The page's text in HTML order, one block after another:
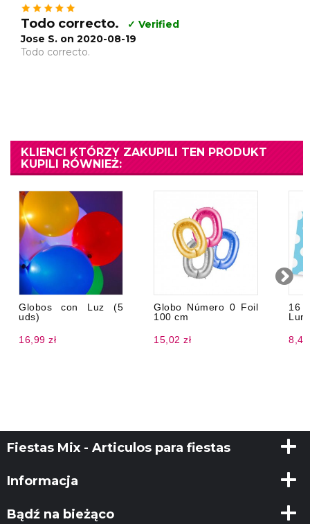
Todo correcto.
✓ Verified
Jose S. on 2020-08-19
Todo correcto.
KLIENCI KTÓRZY ZAKUPILI TEN PRODUKT
KUPILI RÓWNIEŻ:
Globos con Luz (5
uds)
16,99 zł
Globo Número 0 Foil
100 cm
15,02 zł
16
8,41
Fiestas Mix - Articulos para fiestas
Informacja
Bądź na bieżąco